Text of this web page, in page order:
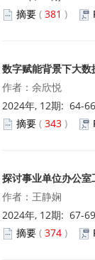
摘要 ( 381 )
数字赋能背景下大数
作者：余欣悦
2024年, 12期: 64-
摘要 ( 343 )
探讨事业单位办公
作者：王静娴
2024年, 12期: 67-
摘要 ( 374 )